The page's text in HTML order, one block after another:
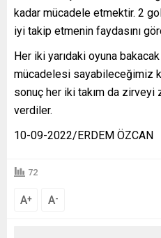
kadar mücadele etmektir. 2
iyi takip etmenin faydasını
Her iki yarıdaki oyuna
mücadelesi sayabileceğimiz
sonuç her iki takım da zirveyi
verdiler.
10-09-2022/ERDEM ÖZCAN
72
A+ A-